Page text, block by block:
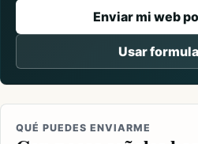
Enviar mi web
Usar
QUÉ PUEDES ENVIARME